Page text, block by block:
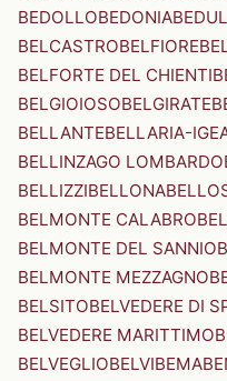
BEDOLLOBEDONIA
BELCASTROBELFIORE
BELFORTE DEL CHIENTI
BELGIOIOSOBELGIRATE
BELLANTEBELLARIA-
BELLINZAGO LOMBARDO
BELLIZZIBELLONA
BELMONTE CALABRO
BELMONTE DEL SANNIO
BELMONTE MEZZAGNO
BELSITOBELVEDERE DI
BELVEDERE MARITTIMO
BELVEGLIOBELVIBEMA